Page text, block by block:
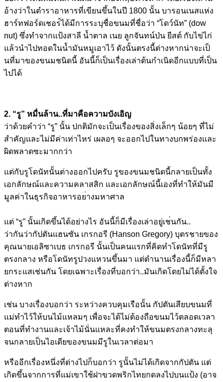
อ้างว่าในตำราอาหารที่เขียนขึ้นในปี 1800 นั้น บารอนเนสแห่ง
ฮาร์ทฟอร์ดเชอร์ได้มีการระบุชื่อขนมที่ชื่อว่า “โดว์นัท” (dow
nut) ซึ่งทำจากแป้งสาลี น้ำตาล เนย ลูกจันทน์ป่น ยีสต์ กับไข่ไก่
แล้วนำไปทอดในน้ำมันหมูเอาไว้ ดังนั้นตรงนี้ต่างหากน่าจะเป็
นที่มาของขนมชนิดนี้ อันนี้ก็เป็นเรื่องเล่าต้นกำเนิดอีกแบบที่เป็น
ไปได้
2. “รู” หมื่นล้าน..ที่มาคือความบังเอิญ
ว่าด้วยคำว่า “รู” นั้น ปกติมักจะเป็นเรื่องของสิ่งเล็กๆ น้อยๆ ที่ไม่
สำคัญและไม่มีค่าเท่าไหร่ เผลอๆ จะออกไปในทางบกพร่องและ
ผิดพลาดซะมากกว่า
แต่กับรูโดนัทนั้นต่างออกไปครับ รูของขนมชนิดนี้กลายเป็นทั้ง
เอกลักษณ์และความคลาสสิก และเอกลักษณ์นี้เองที่ทำให้มันมี
มูลค่าในธุรกิจอาหารอย่างมหาศาล
แต่ “รู” นั้นเกิดขึ้นได้อย่างไร อันนี้ก็มีเรื่องเล่าอยู่เช่นกัน..
ว่ากันว่ากัปตันแฮนซัน เกรกอรี (Hanson Gregory) บุตรชายของ
คุณนายเอลิซาเบธ เกรกอรี นั้นเป็นคนแรกที่คิดทำโดนัทที่มีรู
ตรงกลาง หรือโดนัทรูปวงแหวนขึ้นมา แต่ตำนานเรื่องนี้ก็มีหลา
ยกระแสเช่นกัน โดยเฉพาะเรื่องที่บอกว่า..มันเกิดโดยไม่ได้ตั้งใจ
ต่างหาก
เช่น บางเรื่องบอกว่า ระหว่างควบคุมเรือนั้น กัปตันเสียบขนมที่
แม่ทำไว้ให้บนไม้แหลมๆ เพื่อจะได้ไม่ต้องถือขนมไว้ตลอดเวลา
ตอนที่ทำงานและเจ้าไม้นั่นแหละที่คงทำให้ขนมตรงกลางทะลุ
จนกลายเป็นไอเดียของขนมมีรูในเวลาต่อมา
หรืออีกเรื่องหนึ่งที่ต่างไปก็บอกว่า รูนั้นไม่ได้เกิดจากกัปตัน แต่
เกิดขึ้นจากการที่แม่เขาใช้ฝาขวดพริกไทยกดลงไปบนแป้ง (อาจ